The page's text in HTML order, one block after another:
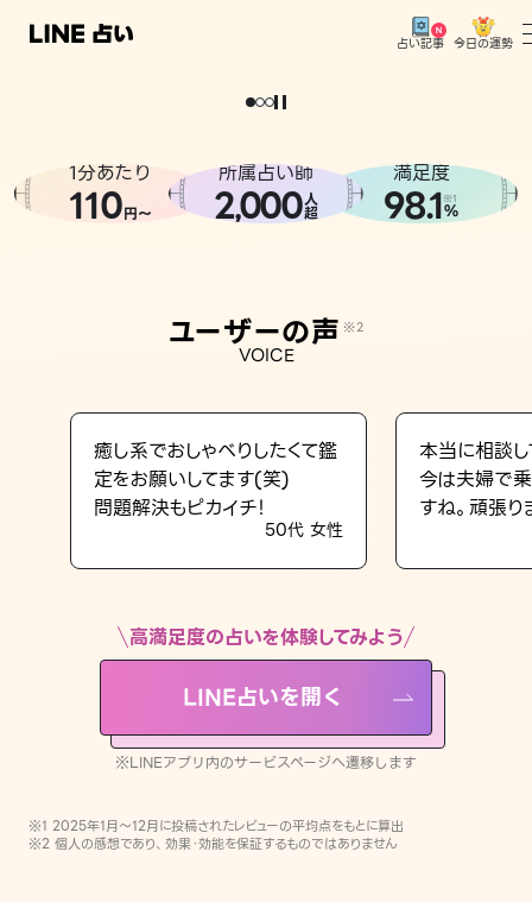
占い記事 今日の運勢
相談事例
占い記事
LINE占いを開く
※LINEアプリ内のサービスページへ遷移します
どうせなら
。
1分あたり
110円〜
所属占い師
2,000人
超
満足度
98.1※1
%
ユーザーの声 ※2
VOICE
癒し系でおしゃべりしたくて鑑
定をお願いしてます(笑)
問題解決もピカイチ！
50代 女性
本当に相談し
今は夫婦で
すね。頑張り
高満足度の占いを体験してみよう
LINE占いを開く
※LINEアプリ内のサービスページへ遷移します
※1 2025年1月〜12月に投稿されたレビューの平均点をもとに算出
※2 個人の感想であり、効果・効能を保証するものではありません